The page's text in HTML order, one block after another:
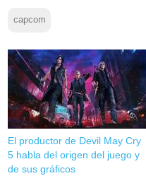
capcom
El productor de Devil May Cry
5 habla del origen del juego y
de sus gráficos